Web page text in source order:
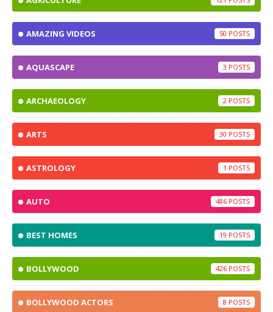
AMAZING VIDEOS 50
AQUASCAPE 3
ARCHAEOLOGY 2
ARTS 30
ASTROLOGY 1
AUTO 486
BEST HOMES 19
BOLLYWOOD 426
BOLLYWOOD ACTORS 8